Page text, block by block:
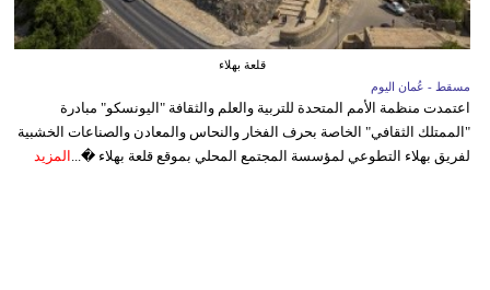
قلعة بهلاء
مسقط - عُمان اليوم
اعتمدت منظمة الأمم المتحدة للتربية والعلم والثقافة "اليونسكو" مبادرة
"الممتلك الثقافي" الخاصة بحرف الفخار والنحاس والمعادن والصناعات الخشبية
لفريق بهلاء التطوعي لمؤسسة المجتمع المحلي بموقع قلعة بهلاء �... المزيد